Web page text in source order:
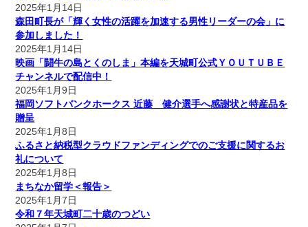
2025年1月14日
森田町長が「輝く女性の活躍を加速する男性リーダーの会」に
参加しました！
2025年1月14日
映画「闘牛の島とくのしま」本編を天城町公式ＹＯＵＴＵＢＥ
チャンネルで配信中！
2025年1月9日
福岡ソフトバンクホークス 近藤 健介選手へ感謝状と特産品を
贈呈
2025年1月8日
ふるさと納税型クラウドファンディングでのご支援に関するお
礼について
2025年1月8日
まちなか留学＜報告＞
2025年1月7日
令和７年天城町二十歳のつどい